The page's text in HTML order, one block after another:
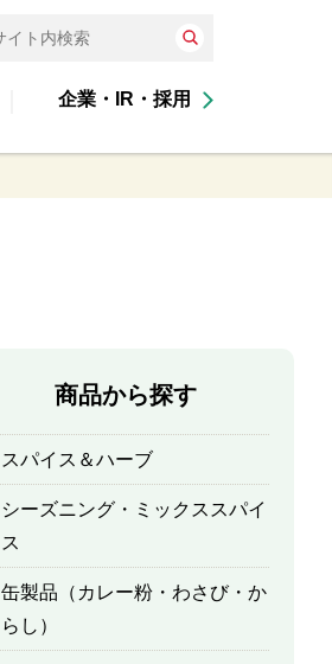
企業・IR・採用
商品から探す
スパイス＆ハーブ
シーズニング・ミックススパイ
ス
缶製品（カレー粉・わさび・か
らし）